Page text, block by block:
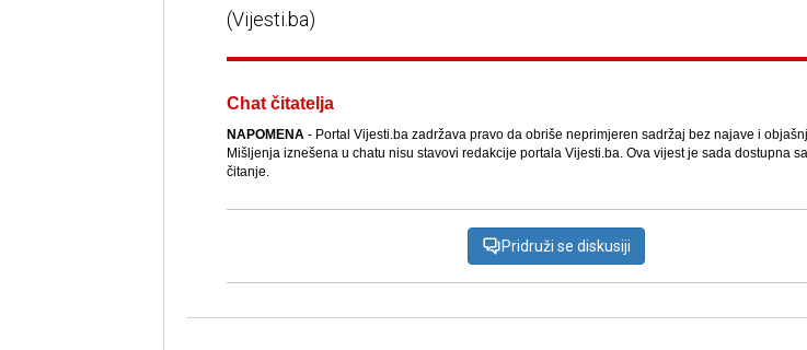
(Vijesti.ba)
Chat čitatelja
NAPOMENA- Portal Vijesti.ba zadržava pravo da obriše neprimjeren sadržaj bez najave i
Mišljenja iznešena u chatu nisu stavovi redakcije portala Vijesti.ba. Ova vijest je sada dostupna
čitanje.
Pridruži se diskusiji